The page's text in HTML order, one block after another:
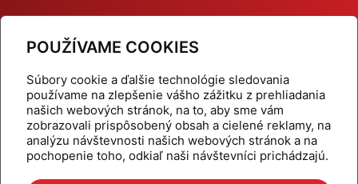
POUŽÍVAME COOKIES
Súbory cookie a ďalšie technológie sledovania
používame na zlepšenie vášho zážitku z prehliadania
našich webových stránok, na to, aby sme vám
zobrazovali prispôsobený obsah a cielené reklamy, na
analýzu návštevnosti našich webových stránok a na
pochopenie toho, odkiaľ naši návštevníci prichádzajú.
Dynamické termostatické ventily
Domov
Produkty
Aktuality
Odber šikovné tipy